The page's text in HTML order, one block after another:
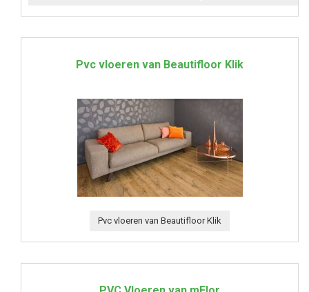
Pvc vloeren van Beautifloor Klik
Pvc vloeren van Beautifloor Klik